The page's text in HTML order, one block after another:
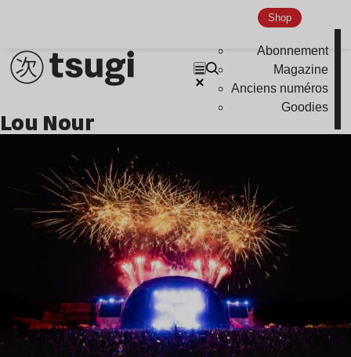
Shop
Abonnement
Magazine
Anciens numéros
Goodies
Lou Nour